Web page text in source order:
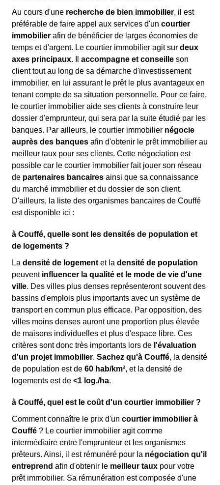
Au cours d'une recherche de bien immobilier, il est
préférable de faire appel aux services d'un courtier
immobilier afin de bénéficier de larges économies de
temps et d'argent. Le courtier immobilier agit sur deux
axes principaux. Il accompagne et conseille son
client tout au long de sa démarche d'investissement
immobilier, en lui assurant le prêt le plus avantageux en
tenant compte de sa situation personnelle. Pour ce faire,
le courtier immobilier aide ses clients à construire leur
dossier d'emprunteur, qui sera par la suite étudié par les
banques. Par ailleurs, le courtier immobilier négocie
auprès des banques afin d'obtenir le prêt immobilier au
meilleur taux pour ses clients. Cette négociation est
possible car le courtier immobilier fait jouer son réseau
de partenaires bancaires ainsi que sa connaissance
du marché immobilier et du dossier de son client.
D'ailleurs, la liste des organismes bancaires de Couffé
est disponible ici :
à Couffé, quelle sont les densités de population et
de logements ?
La densité de logement et la densité de population
peuvent influencer la qualité et le mode de vie d'une
ville. Des villes plus denses représenteront souvent des
bassins d'emplois plus importants avec un système de
transport en commun plus efficace. Par opposition, des
villes moins denses auront une proportion plus élevée
de maisons individuelles et plus d'espace libre. Ces
critères sont donc très importants lors de l'évaluation
d'un projet immobilier. Sachez qu'à Couffé, la densité
de population est de 60 hab/km², et la densité de
logements est de <1 log./ha.
à Couffé, quel est le coût d'un courtier immobilier ?
Comment connaître le prix d'un courtier immobilier à
Couffé ? Le courtier immobilier agit comme
intermédiaire entre l'emprunteur et les organismes
prêteurs. Ainsi, il est rémunéré pour la négociation qu'il
entreprend afin d'obtenir le meilleur taux pour votre
prêt immobilier. Sa rémunération est composée d'une